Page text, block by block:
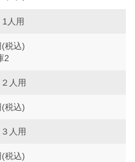
1人用
税込)
2
人用
税込)
人用
税込)